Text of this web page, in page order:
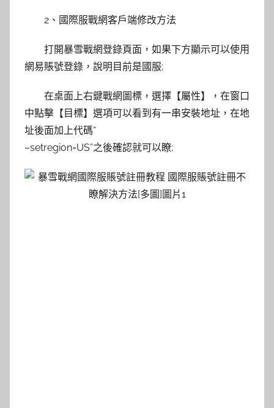
2、國際服戰網客戶端修改方法
打開暴雪戰網登錄頁面，如果下方顯示可以使用
網易賬號登錄，說明目前是國服;
在桌面上右鍵戰網圖標，選擇【屬性】，在窗口
中點擊【目標】選項可以看到有一串安裝地址，在地
址後面加上代碼“
–setregion=US”之後確認就可以瞭;